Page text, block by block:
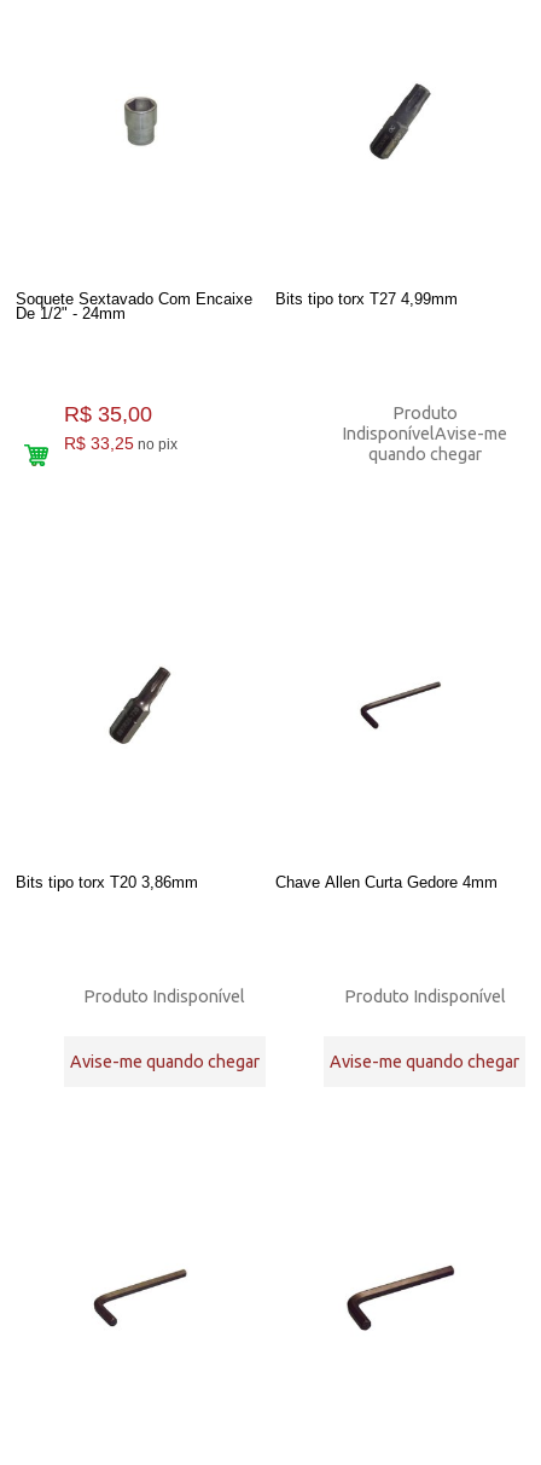
Soquete Sextavado Com Encaixe
De 1/2" - 24mm
R$ 35,00
R$ 33,25 no pix
Bits tipo torx T27 4,99mm
Produto
IndisponívelAvise-me
quando chegar
Bits tipo torx T20 3,86mm
Produto Indisponível
Avise-me quando chegar
Chave Allen Curta Gedore 4mm
Produto Indisponível
Avise-me quando chegar